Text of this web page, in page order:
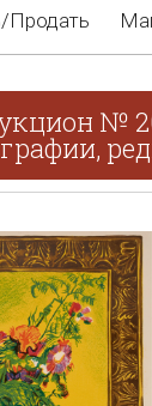
Продать
№